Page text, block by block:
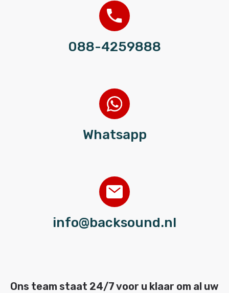
088-4259888
Whatsapp
info@backsound.nl
Ons team staat 24/7 voor u klaar om al uw